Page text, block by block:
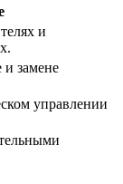
и
и замене
управлении